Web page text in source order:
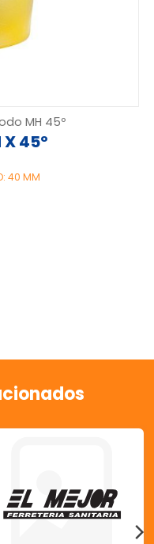
MH 45º
X 45º
40 MM